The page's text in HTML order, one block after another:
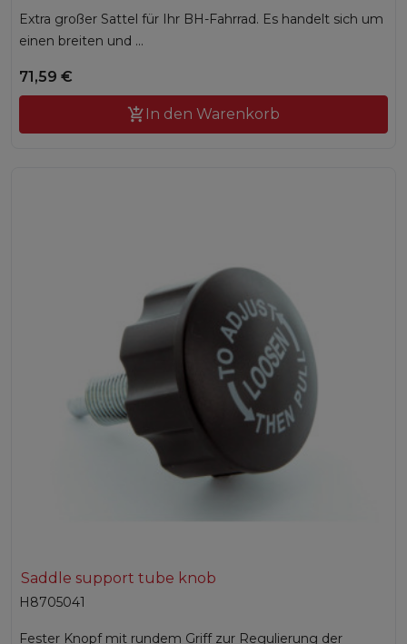
Extra großer Sattel für Ihr BH-Fahrrad. Es handelt sich um
einen breiten und ...
71,59 €
 In den Warenkorb
Saddle support tube knob
H8705041
Fester Knopf mit rundem Griff zur Regulierung der